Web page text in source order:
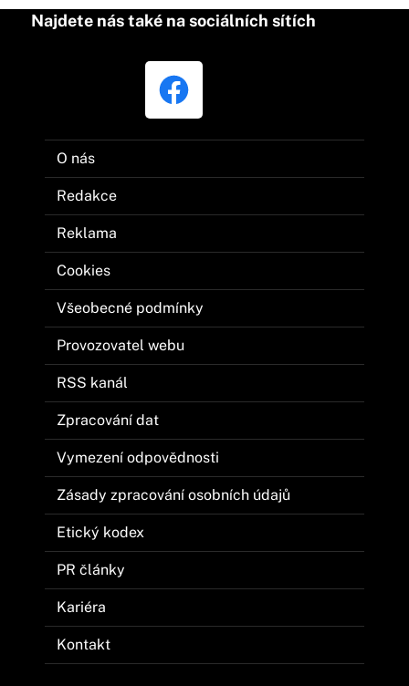
Najdete nás také na sociálních sítích
O nás
Redakce
Reklama
Cookies
Všeobecné podmínky
Provozovatel webu
RSS kanál
Zpracování dat
Vymezení odpovědnosti
Zásady zpracování osobních údajů
Etický kodex
PR články
Kariéra
Kontakt